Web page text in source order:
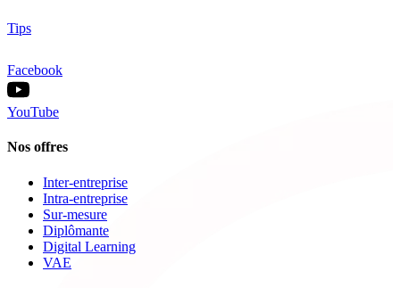
Tips
Facebook
YouTube
Nos offres
Inter-entreprise
Intra-entreprise
Sur-mesure
Diplômante
Digital Learning
VAE